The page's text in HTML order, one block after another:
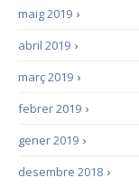
›
maig 2019
›
abril 2019
›
març 2019
›
febrer 2019
›
gener 2019
›
desembre 2018